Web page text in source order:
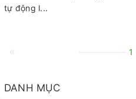
tự động l...
« 1
DANH MỤC